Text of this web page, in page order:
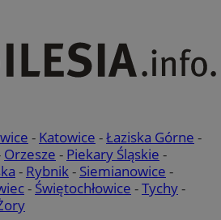
- Katowice -Łaziska Górne -
Orzesze - Piekary Śląskie -
- Rybnik- Siemianowice -
- Świętochłowice -Tychy-